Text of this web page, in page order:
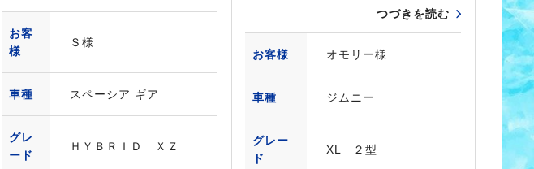
お客
様
Ｓ様
車種 スペーシア ギア
グレ
ード
ＨＹＢＲＩＤ ＸＺ
つづきを読む
お客様 オモリー様
車種 ジムニー
グレー
ド
XL ２型